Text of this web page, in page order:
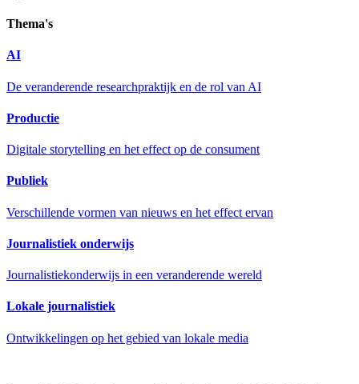
Thema's
AI
De veranderende researchpraktijk en de rol van AI
Productie
Digitale storytelling en het effect op de consument
Publiek
Verschillende vormen van nieuws en het effect ervan
Journalistiek onderwijs
Journalistiekonderwijs in een veranderende wereld
Lokale journalistiek
Ontwikkelingen op het gebied van lokale media